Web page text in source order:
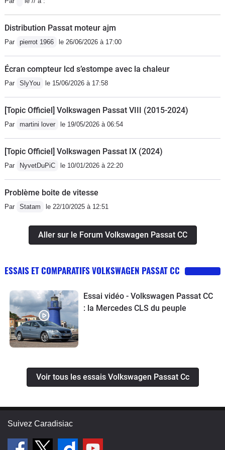
Distribution Passat moteur ajm
Par pierrot 1966 le 26/06/2026 à 17:00
Écran compteur lcd s’estompe avec la chaleur
Par SlyYou le 15/06/2026 à 17:58
[Topic Officiel] Volkswagen Passat VIII (2015-2024)
Par martini lover le 19/05/2026 à 06:54
[Topic Officiel] Volkswagen Passat IX (2024)
Par NyvetDuPiC le 10/01/2026 à 22:20
Problème boite de vitesse
Par Statam le 22/10/2025 à 12:51
Aller sur le Forum Volkswagen Passat CC
ESSAIS ET COMPARATIFS VOLKSWAGEN PASSAT CC
Essai vidéo - Volkswagen Passat CC
: la Mercedes CLS du peuple
Voir tous les essais Volkswagen Passat Cc
Suivez Caradisiac